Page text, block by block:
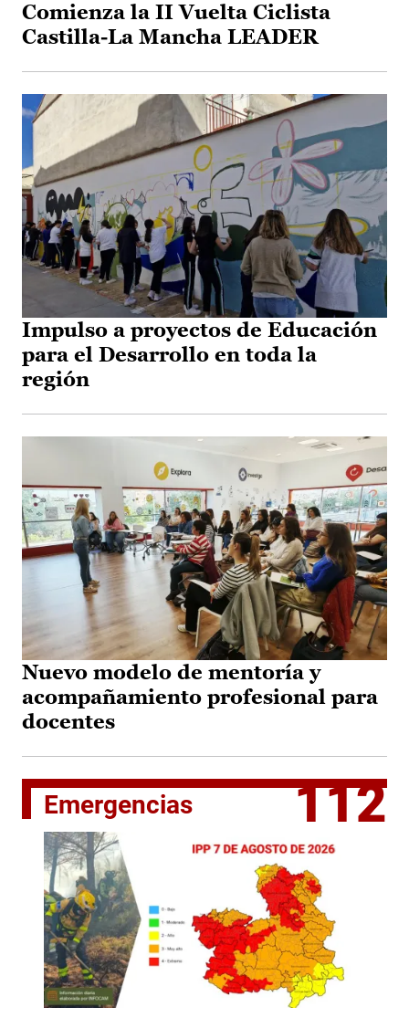
Comienza la II Vuelta Ciclista
Castilla-La Mancha LEADER
Impulso a proyectos de Educación
para el Desarrollo en toda la
región
Nuevo modelo de mentoría y
acompañamiento profesional para
docentes
Emergencias 112